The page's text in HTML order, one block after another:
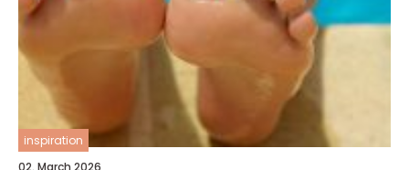
inspiration
02. March 2026